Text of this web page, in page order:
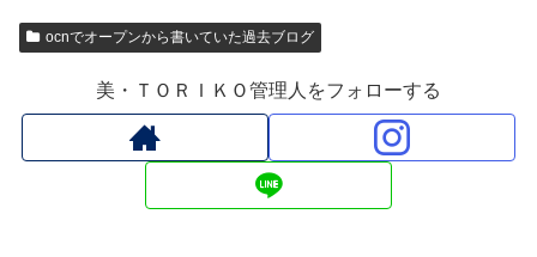
ocnでオープンから書いていた過去ブログ
美・ＴＯＲＩＫＯ管理人をフォローする